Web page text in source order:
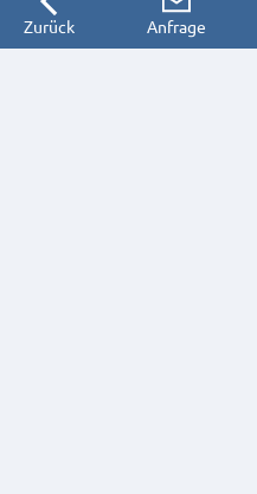
Zurück Anfrage